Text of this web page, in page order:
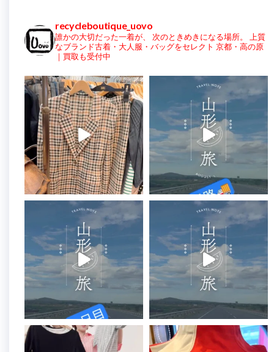
recycleboutique_uovo
誰かの大切だった一着が、 次のときめきになる場所。
上質
なブランド古着・大人服・バッグをセレクト 京都・高の原
｜買取も受付中